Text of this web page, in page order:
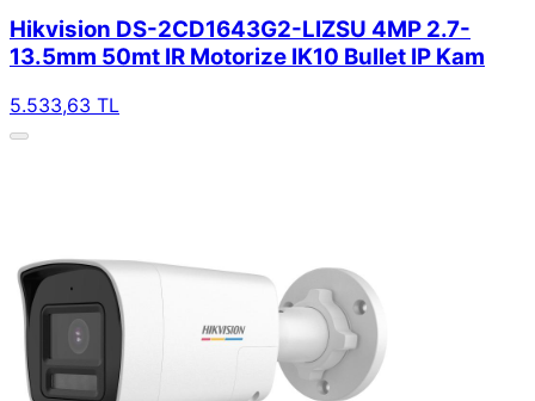
Hikvision DS-2CD1643G2-LIZSU 4MP 2.7-
13.5mm 50mt IR Motorize IK10 Bullet IP Kam
5.533,63 TL